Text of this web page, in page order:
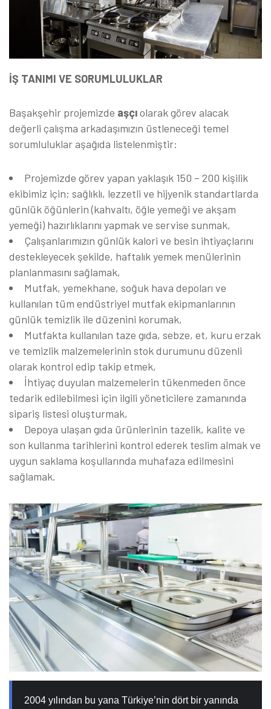
İŞ TANIMI VE SORUMLULUKLAR
Başakşehir projemizde aşçıolarak görev alacak
değerli çalışma arkadaşımızın üstleneceği temel
sorumluluklar aşağıda listelenmiştir:
Projemizde görev yapan yaklaşık 150 – 200 kişilik
ekibimiz için; sağlıklı, lezzetli ve hijyenik standartlarda
günlük öğünlerin (kahvaltı, öğle yemeği ve akşam
yemeği) hazırlıklarını yapmak ve servise sunmak,
Çalışanlarımızın günlük kalori ve besin ihtiyaçlarını
destekleyecek şekilde, haftalık yemek menülerinin
planlanmasını sağlamak,
Mutfak, yemekhane, soğuk hava depoları ve
kullanılan tüm endüstriyel mutfak ekipmanlarının
günlük temizlik ile düzenini korumak,
Mutfakta kullanılan taze gıda, sebze, et, kuru erzak
ve temizlik malzemelerinin stok durumunu düzenli
olarak kontrol edip takip etmek,
İhtiyaç duyulan malzemelerin tükenmeden önce
tedarik edilebilmesi için ilgili yöneticilere zamanında
sipariş listesi oluşturmak,
Depoya ulaşan gıda ürünlerinin tazelik, kalite ve
son kullanma tarihlerini kontrol ederek teslim almak ve
uygun saklama koşullarında muhafaza edilmesini
sağlamak.
2004 yılından bu yana Türkiye’nin dört bir yanında